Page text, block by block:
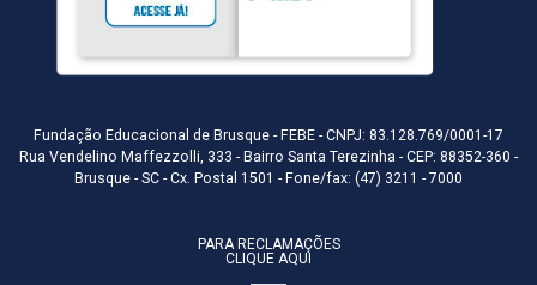
Fundação Educacional de Brusque - FEBE - CNPJ: 83.128.769/0001-17
Rua Vendelino Maffezzolli, 333 - Bairro Santa Terezinha - CEP: 88352-360 -
Brusque - SC - Cx. Postal 1501 - Fone/fax: (47) 3211 - 7000
PARA RECLAMAÇÕES
CLIQUE AQUI